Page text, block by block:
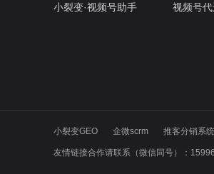
小裂变·视频号助手 视频号
小裂变GEO 企微scrm 推客分销系统
友情链接合作请联系（微信同号）：